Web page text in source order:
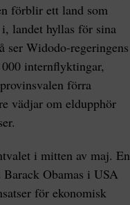
förblir ett land som
landet hyllas för sina
ser Widodo-regeringens
internflyktingar,
förra
vädjar om eldupphör
i mitten av maj. En
Obamas i USA
för ekonomisk